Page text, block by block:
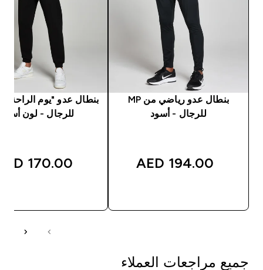
بنطال عدو رياضي من MP
للرجال - أسود
194.00 AED‎
للرجال - لون أسود
170.00 AED‎
جميع مراجعات العملاء